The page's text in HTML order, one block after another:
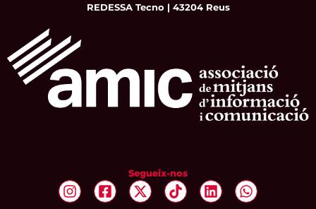
REDESSA Tecno | 43204 Reus
Segueix-nos